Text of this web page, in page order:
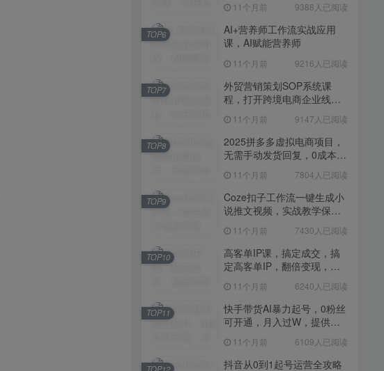
高客单IP课，搞定成交，搞
定高客单IP，翻倍变现，轻
松卖爆，不销而销
11个月前 6240人已阅读
快手带货AI暴力起号，0粉丝
可开通，月入过W，提供账
号就行，适合普通人的懒人
项目【揭秘】
11个月前 6109人已阅读
抖音从0到1起号运营全攻略
课程，从认知纠偏到实操落
地，高效起号变现
11个月前 5819人已阅读
11个月前 9388人已阅读
AI+营养师工作流实战应用
课，AI赋能营养师
11个月前 9216人已阅读
TOP6
外贸营销策划SOP系统课
程，打开跨境电商企业线上
11个月前 9147人已阅读
TOP7
2025拼多多虚拟电商项目，
无需手动发货回复，0成本，
11个月前 7804人已阅读
TOP8
Coze扣子工作流一键生成小
说推文视频，实战教学保姆
11个月前 7430人已阅读
TOP9
高客单IP课，搞定成交，搞
定高客单IP，翻倍变现，轻
11个月前 6240人已阅读
TOP10
快手带货AI暴力起号，0粉丝
可开通，月入过W，提供账
项目【揭秘】
11个月前 6109人已阅读
TOP11
抖音从0到1起号运营全攻略
TOP12